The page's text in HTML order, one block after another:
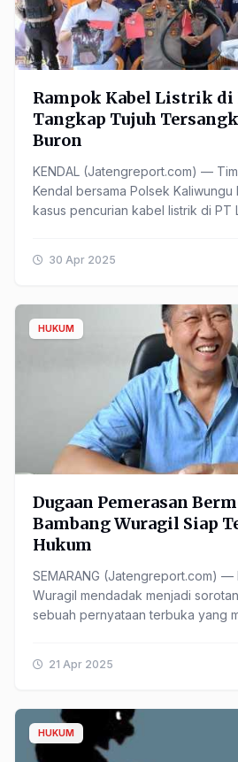
Rampok Kabel Listrik di
Tangkap Tujuh
Buron
KENDAL (Jatengreport.com) —
Kendal bersama Polsek
kasus pencurian kabel listrik di PT
30 Apr 2025
HUKUM
Dugaan Pemerasan
Bambang Wuragil Siap
Hukum
SEMARANG (Jatengreport.com) —
Wuragil mendadak menjadi
sebuah pernyataan terbuka yang
21 Apr 2025
HUKUM